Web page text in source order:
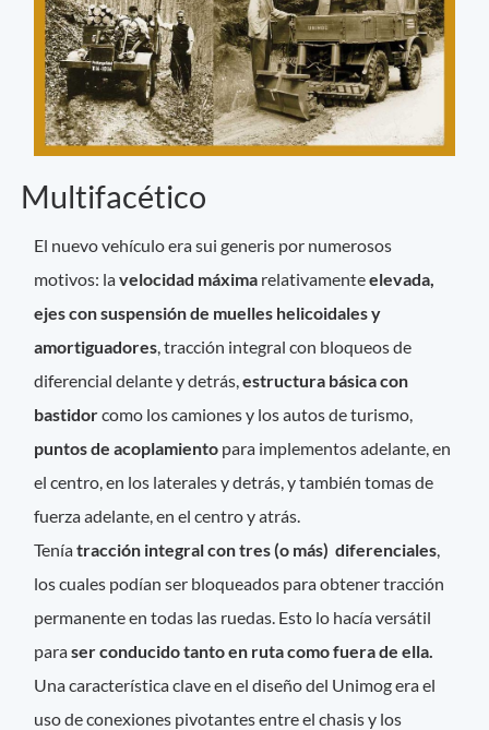
Multifacético
El nuevo vehículo era sui generis por numerosos
motivos: lavelocidad máxima relativamenteelevada,
ejes con suspensión de muelles helicoidales y
amortiguadores, tracción integral con bloqueos de
diferencial delante y detrás,estructura básica con
bastidorcomo los camiones y los autos de turismo,
puntos de acoplamiento para implementos adelante, en
el centro, en los laterales y detrás, y también tomas de
fuerza adelante, en el centro y atrás.
Teníatracción integral con tres (o más) diferenciales,
los cuales podían ser bloqueados para obtener tracción
permanente en todas las ruedas. Esto lo hacía versátil
paraser conducido tanto en ruta como fuera de ella.
Una característica clave en el diseño del Unimog era el
uso de conexiones pivotantes entre el chasis y los